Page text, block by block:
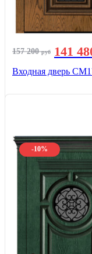
157 200руб 141
Входная дверь
-10%